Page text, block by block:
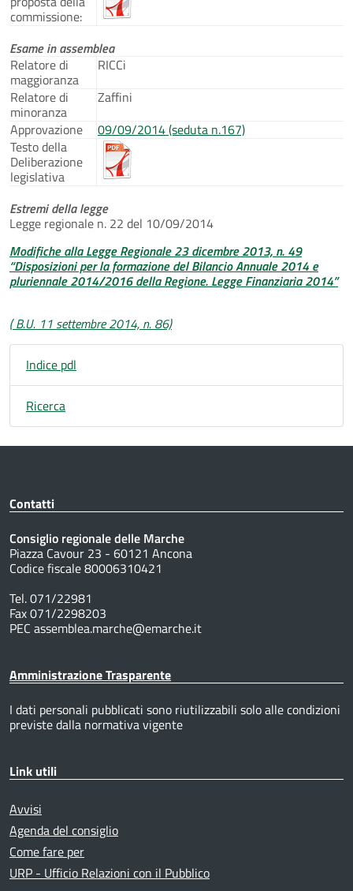
commissione:
Esame in assemblea
Relatore di
maggioranza
RICCi
Relatore di
minoranza
Zaffini
Approvazione
09/09/2014 (seduta n.167)
Testo della
Deliberazione
legislativa
Estremi della legge
Legge regionale n. 22 del 10/09/2014
Modifiche alla Legge Regionale 23 dicembre 2013, n. 49
“Disposizioni per la formazione del Bilancio Annuale 2014 e
pluriennale 2014/2016 della Regione. Legge Finanziaria 2014”
( B.U. 11 settembre 2014, n. 86)
Indice pdl
Ricerca
Contatti
Consiglio regionale delle Marche
Piazza Cavour 23 - 60121 Ancona
Codice fiscale 80006310421
Tel. 071/22981
Fax 071/2298203
PEC assemblea.marche@emarche.it
Amministrazione Trasparente
I dati personali pubblicati sono riutilizzabili solo alle condizioni
previste dalla normativa vigente
Link utili
Avvisi
Agenda del consiglio
Come fare per
URP - Ufficio Relazioni con il Pubblico